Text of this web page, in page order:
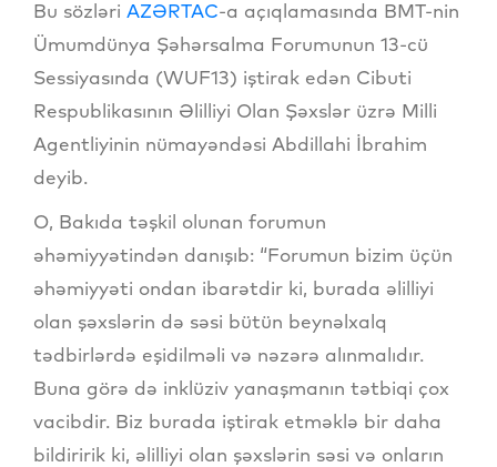
Bu sözləri AZƏRTAC-a açıqlamasında BMT-nin
Ümumdünya Şəhərsalma Forumunun 13-cü
Sessiyasında (WUF13) iştirak edən Cibuti
Respublikasının Əlilliyi Olan Şəxslər üzrə Milli
Agentliyinin nümayəndəsi Abdillahi İbrahim
deyib.
O, Bakıda təşkil olunan forumun
əhəmiyyətindən danışıb: “Forumun bizim üçün
əhəmiyyəti ondan ibarətdir ki, burada əlilliyi
olan şəxslərin də səsi bütün beynəlxalq
tədbirlərdə eşidilməli və nəzərə alınmalıdır.
Buna görə də inklüziv yanaşmanın tətbiqi çox
vacibdir. Biz burada iştirak etməklə bir daha
bildiririk ki, əlilliyi olan şəxslərin səsi və onların